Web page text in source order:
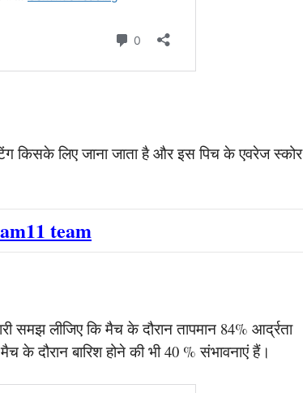
किसके लिए जाना जाता है और इस पिच के एवरेज स्कोर
team
समझ लीजिए कि मैच के दौरान तापमान 84% आर्द्रता
के दौरान बारिश होने की भी 40 % संभावनाएं हैं।